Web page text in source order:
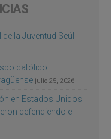
la Juventud Seúl
católico
julio 25, 2026
en Estados Unidos
defendiendo el